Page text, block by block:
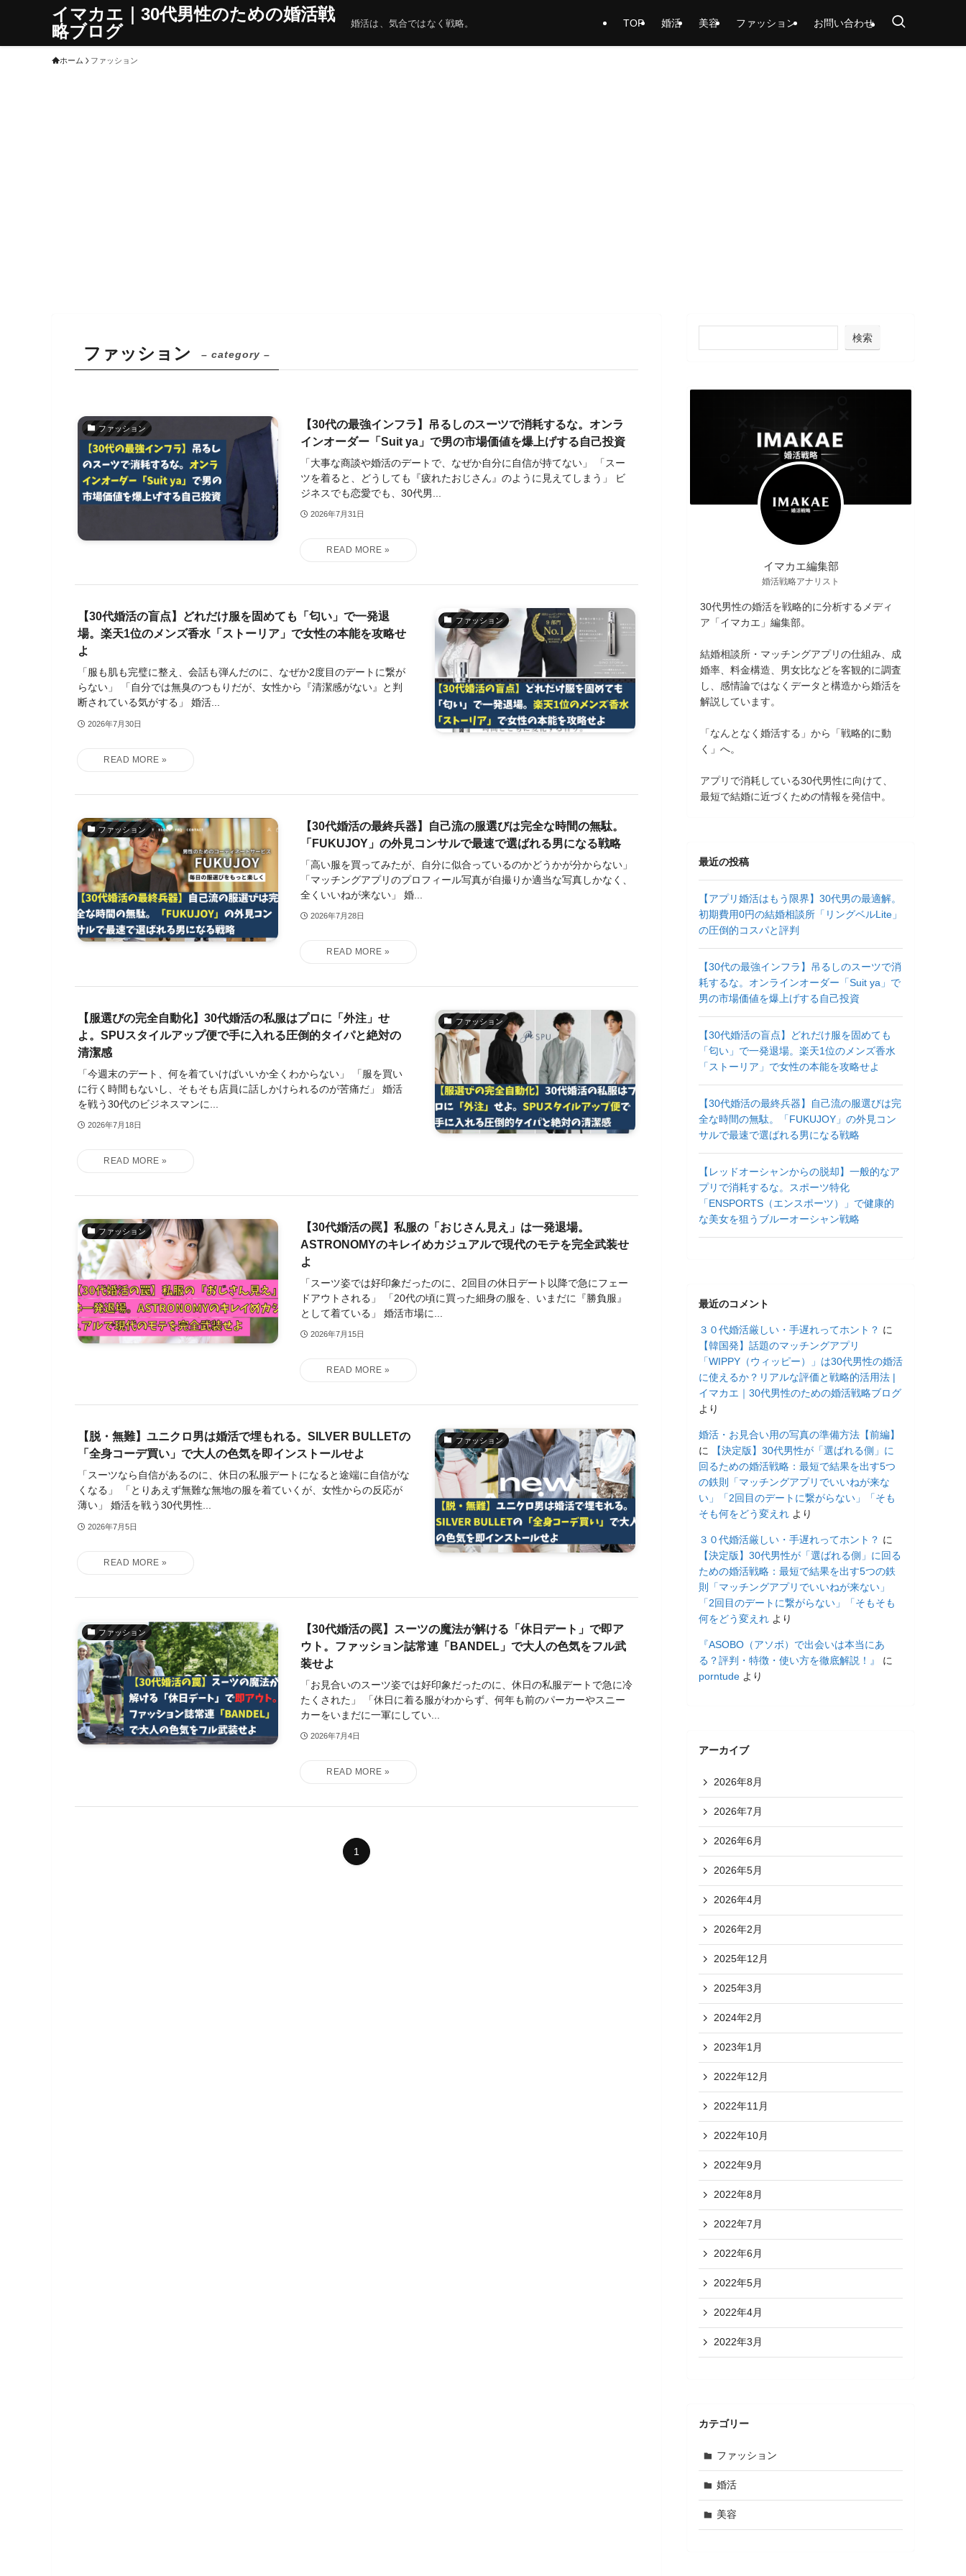
イマカエ｜30代男性のための婚活戦
略ブログ
婚活は、気合ではなく戦略。 TOP 婚活 美容 ファッション お問い合わせ
ホーム ファッション
ファッション – category –
ファッション
【30代の最強インフラ】吊るしのスーツで消耗するな。オンラ
インオーダー「Suit ya」で男の市場価値を爆上げする自己投資
「大事な商談や婚活のデートで、なぜか自分に自信が持てない」 「スー
ツを着ると、どうしても『疲れたおじさん』のように見えてしまう」 ビ
ジネスでも恋愛でも、30代男...
2026年7月31日
ファッション
【30代婚活の盲点】どれだけ服を固めても「匂い」で一発退
場。楽天1位のメンズ香水「ストーリア」で女性の本能を攻略せ
よ
「服も肌も完璧に整え、会話も弾んだのに、なぜか2度目のデートに繋が
らない」 「自分では無臭のつもりだが、女性から『清潔感がない』と判
断されている気がする」 婚活...
2026年7月30日
ファッション
【30代婚活の最終兵器】自己流の服選びは完全な時間の無駄。
「FUKUJOY」の外見コンサルで最速で選ばれる男になる戦略
「高い服を買ってみたが、自分に似合っているのかどうかが分からない」
「マッチングアプリのプロフィール写真が自撮りか適当な写真しかなく、
全くいいねが来ない」 婚...
2026年7月28日
ファッション
【服選びの完全自動化】30代婚活の私服はプロに「外注」せ
よ。SPUスタイルアップ便で手に入れる圧倒的タイパと絶対の
清潔感
「今週末のデート、何を着ていけばいいか全くわからない」 「服を買い
に行く時間もないし、そもそも店員に話しかけられるのが苦痛だ」 婚活
を戦う30代のビジネスマンに...
2026年7月18日
ファッション
【30代婚活の罠】私服の「おじさん見え」は一発退場。
ASTRONOMYのキレイめカジュアルで現代のモテを完全武装せ
よ
「スーツ姿では好印象だったのに、2回目の休日デート以降で急にフェー
ドアウトされる」 「20代の頃に買った細身の服を、いまだに『勝負服』
として着ている」 婚活市場に...
2026年7月15日
ファッション
【脱・無難】ユニクロ男は婚活で埋もれる。SILVER BULLETの
「全身コーデ買い」で大人の色気を即インストールせよ
「スーツなら自信があるのに、休日の私服デートになると途端に自信がな
くなる」 「とりあえず無難な無地の服を着ていくが、女性からの反応が
薄い」 婚活を戦う30代男性...
2026年7月5日
ファッション
【30代婚活の罠】スーツの魔法が解ける「休日デート」で即ア
ウト。ファッション誌常連「BANDEL」で大人の色気をフル武
装せよ
「お見合いのスーツ姿では好印象だったのに、休日の私服デートで急に冷
たくされた」 「休日に着る服がわからず、何年も前のパーカーやスニー
カーをいまだに一軍にしてい...
2026年7月4日
1
検索
イマカエ編集部
婚活戦略アナリスト
30代男性の婚活を戦略的に分析するメディ
ア「イマカエ」編集部。
結婚相談所・マッチングアプリの仕組み、成
婚率、料金構造、男女比などを客観的に調査
し、感情論ではなくデータと構造から婚活を
解説しています。
「なんとなく婚活する」から「戦略的に動
く」へ。
アプリで消耗している30代男性に向けて、
最短で結婚に近づくための情報を発信中。
最近の投稿
【アプリ婚活はもう限界】30代男の最適解。
初期費用0円の結婚相談所「リングベルLite」
の圧倒的コスパと評判
【30代の最強インフラ】吊るしのスーツで消
耗するな。オンラインオーダー「Suit ya」で
男の市場価値を爆上げする自己投資
【30代婚活の盲点】どれだけ服を固めても
「匂い」で一発退場。楽天1位のメンズ香水
「ストーリア」で女性の本能を攻略せよ
【30代婚活の最終兵器】自己流の服選びは完
全な時間の無駄。「FUKUJOY」の外見コン
サルで最速で選ばれる男になる戦略
【レッドオーシャンからの脱却】一般的なア
プリで消耗するな。スポーツ特化
「ENSPORTS（エンスポーツ）」で健康的
な美女を狙うブルーオーシャン戦略
最近のコメント
３０代婚活厳しい・手遅れってホント？ に
【韓国発】話題のマッチングアプリ
「WIPPY（ウィッピー）」は30代男性の婚活
に使えるか？リアルな評価と戦略的活用法 |
イマカエ｜30代男性のための婚活戦略ブログ
より
婚活・お見合い用の写真の準備方法【前編】
に
【決定版】30代男性が「選ばれる側」に
回るための婚活戦略：最短で結果を出す5つ
の鉄則「マッチングアプリでいいねが来な
い」「2回目のデートに繋がらない」「そも
そも何をどう変えれ より
３０代婚活厳しい・手遅れってホント？ に
【決定版】30代男性が「選ばれる側」に回る
ための婚活戦略：最短で結果を出す5つの鉄
則「マッチングアプリでいいねが来ない」
「2回目のデートに繋がらない」「そもそも
何をどう変えれ より
『ASOBO（アソボ）で出会いは本当にあ
る？評判・特徴・使い方を徹底解説！』
に
porntude より
アーカイブ
2026年8月
2026年7月
2026年6月
2026年5月
2026年4月
2026年2月
2025年12月
2025年3月
2024年2月
2023年1月
2022年12月
2022年11月
2022年10月
2022年9月
2022年8月
2022年7月
2022年6月
2022年5月
2022年4月
2022年3月
カテゴリー
ファッション
婚活
美容